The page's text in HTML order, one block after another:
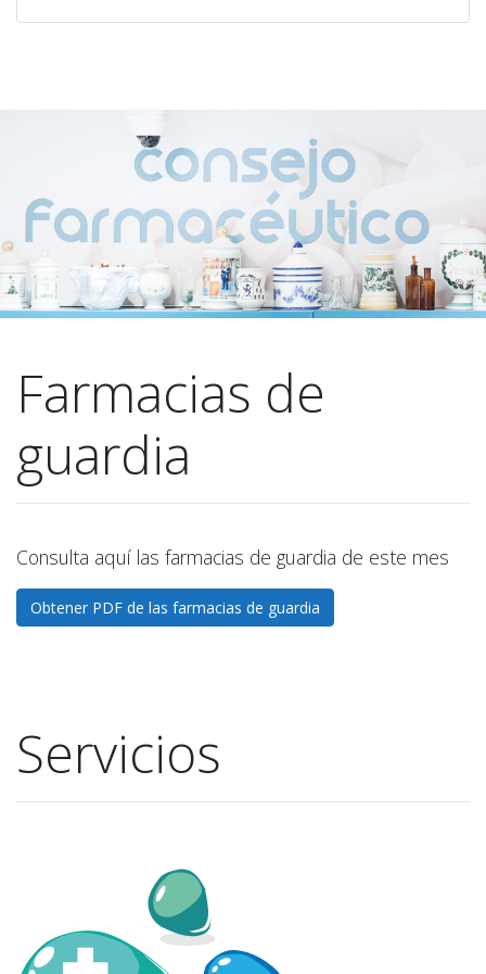
Farmacias de
guardia
Consulta aquí las farmacias de guardia de este mes
Obtener PDF de las farmacias de guardia
Servicios